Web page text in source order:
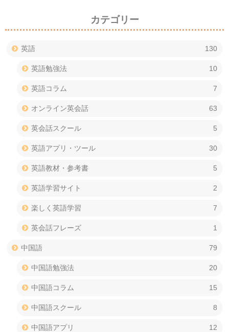
カテゴリー
英語 130
英語勉強法 10
英語コラム 7
オンライン英会話 63
英会話スクール 5
英語アプリ・ツール 30
英語教材・参考書 5
英語学習サイト 2
楽しく英語学習 7
英会話フレーズ 1
中国語 79
中国語勉強法 20
中国語コラム 15
中国語スクール 8
中国語アプリ 12